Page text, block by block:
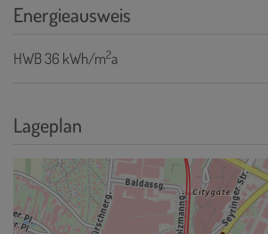
Energieausweis
HWB36 kWh/m2a
Lageplan